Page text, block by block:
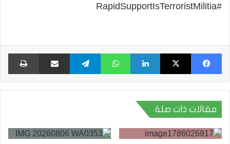
#RapidSupportIsTerroristMilitia
فيسبوك X لينكدإن واتساب تيلقرام مشاركة عبر البريد
مقالات ذات صلة